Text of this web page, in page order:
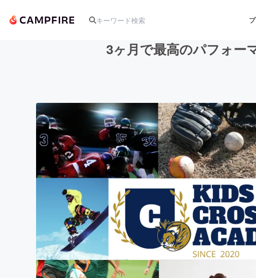
アート・写真 音楽
テクノロジー・ガジェット ゲー
映像・映画 書籍
ビジネス・起業 チャ
まちづくり・地域活性化
3ヶ月で最高のパフォー